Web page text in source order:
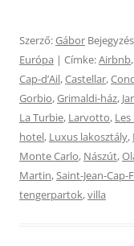
Szerző:Gábor
Európa | Címke:Airbnb,
Cap-dʼAil,Castellar,
Gorbio,Grimaldi-ház,
La Turbie, Larvotto,
hotel, Luxus lakosztály,
Monte Carlo, Nászút,
Martin,Saint-Jean-Cap-
tengerpartok,villa